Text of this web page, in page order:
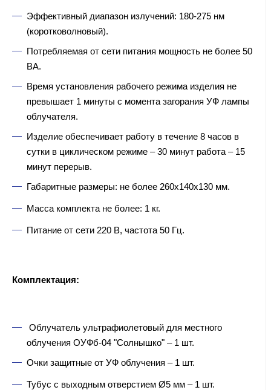
Эффективный диапазон излучений: 180-275 нм
(коротковолновый).
Потребляемая от сети питания мощность не более 50
ВА.
Время установления рабочего режима изделия не
превышает 1 минуты с момента загорания УФ лампы
облучателя.
Изделие обеспечивает работу в течение 8 часов в
сутки в циклическом режиме – 30 минут работа – 15
минут перерыв.
Габаритные размеры: не более 260х140х130 мм.
Масса комплекта не более: 1 кг.
Питание от сети 220 В, частота 50 Гц.
Комплектация:
Облучатель ультрафиолетовый для местного
облучения ОУФб-04 "Солнышко" – 1 шт.
Очки защитные от УФ облучения – 1 шт.
Тубус с выходным отверстием Ø5 мм – 1 шт.